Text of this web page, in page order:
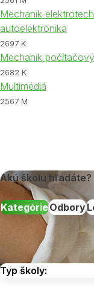
Mechanik
autoelektronika
2697 K
Mechanik
2682 K
Multimédiá
2567 M
Akú školu hľadáte?
KategórieOdbory